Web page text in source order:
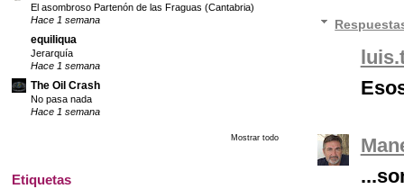
El asombroso Partenón de las Fraguas (Cantabria)
Hace 1 semana
equiliqua
Jerarquía
Hace 1 semana
The Oil Crash
No pasa nada
Hace 1 semana
Mostrar todo
Etiquetas